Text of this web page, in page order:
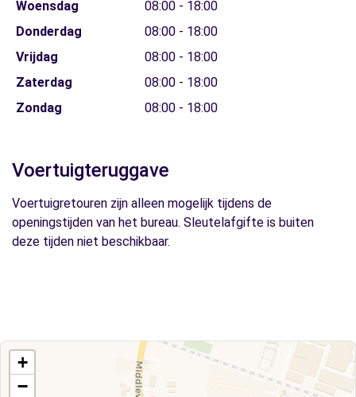
Woensdag
08:00 - 18:00
Donderdag
08:00 - 18:00
Vrijdag
08:00 - 18:00
Zaterdag
08:00 - 18:00
Zondag
08:00 - 18:00
Voertuigteruggave
Voertuigretouren zijn alleen mogelijk tijdens de
openingstijden van het bureau. Sleutelafgifte is buiten
deze tijden niet beschikbaar.
+
−